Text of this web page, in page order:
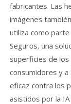
fabricantes. Las
imágenes
utiliza como
Seguros, una
superficies de
consumidores y
eficaz contra los
asistidos por la